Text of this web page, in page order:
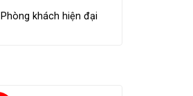
Phòng khách hiện đại